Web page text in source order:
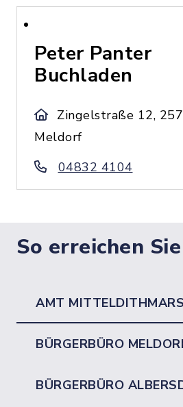
Peter Panter
Buchladen
Zingelstraße 12,
Meldorf
04832 4104
So erreichen
AMT
BÜRGERBÜRO
BÜRGERBÜRO